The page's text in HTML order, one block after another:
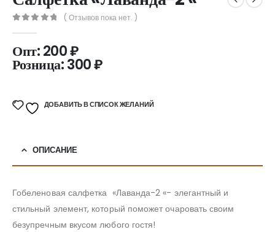
( Отзывов пока нет. )
Опт:200₽
Розница:300₽
ДОБАВИТЬ В СПИСОК ЖЕЛАНИЙ
ОПИСАНИЕ
Гобеленовая салфетка «Лаванда-2 «- элегантный и
стильный элемент, который поможет очаровать своим
безупречным вкусом любого гостя!